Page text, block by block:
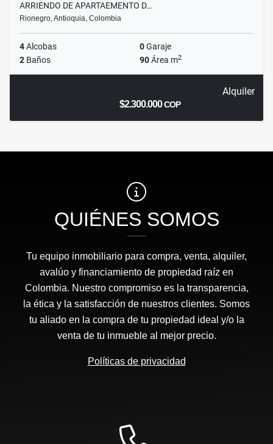
ARRIENDO DE APARTAEMENTO D…
Rionegro, Antioquia, Colombia
4Alcobas 0Garaje
2 Baños 90Área m2
Alquiler
$2.300.000COP
QUIÉNES SOMOS
Tu equipo inmobiliario para compra, venta, alquiler,
avalúo y financiamiento de propiedad raíz en
Colombia. Nuestro compromiso es la transparencia,
la ética y la satisfacción de nuestros clientes. Somos
tu aliado en la compra de tu propiedad ideal y/o la
venta de tu inmueble al mejor precio.
Políticas de privacidad